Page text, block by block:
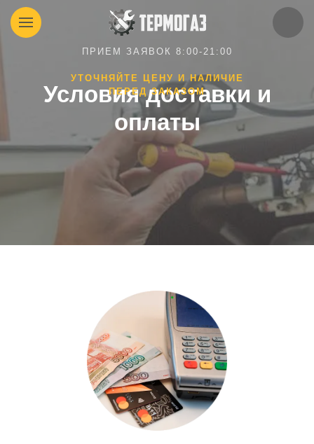
ПРИЕМ ЗАЯВОК 8:00-21:00
УТОЧНЯЙТЕ ЦЕНУ И НАЛИЧИЕ
ПЕРЕД ЗАКАЗОМ
Условия доставки и
оплаты